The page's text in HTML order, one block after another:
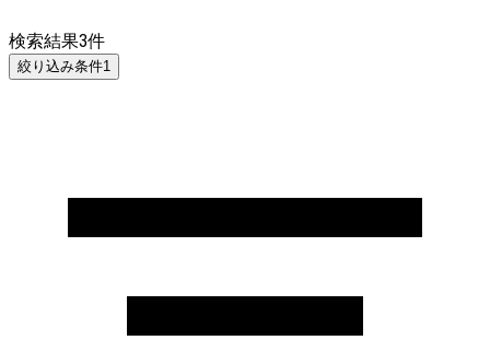
検索結果3件
絞り込み条件1